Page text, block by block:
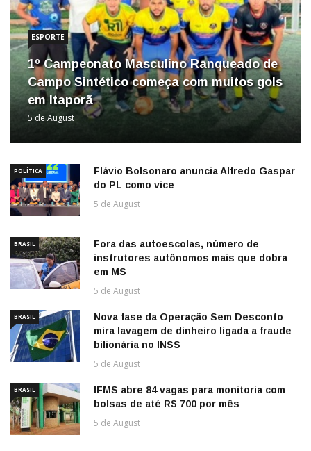
ESPORTE
1º Campeonato Masculino Ranqueado de
Campo Sintético começa com muitos gols
em Itaporã
5 de August
POLÍTICA
Flávio Bolsonaro anuncia Alfredo Gaspar
do PL como vice
5 de August
BRASIL
Fora das autoescolas, número de
instrutores autônomos mais que dobra
em MS
5 de August
BRASIL
Nova fase da Operação Sem Desconto
mira lavagem de dinheiro ligada a fraude
bilionária no INSS
5 de August
BRASIL
IFMS abre 84 vagas para monitoria com
bolsas de até R$ 700 por mês
5 de August